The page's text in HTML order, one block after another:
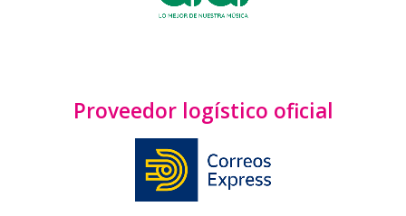
Proveedor logístico oficial